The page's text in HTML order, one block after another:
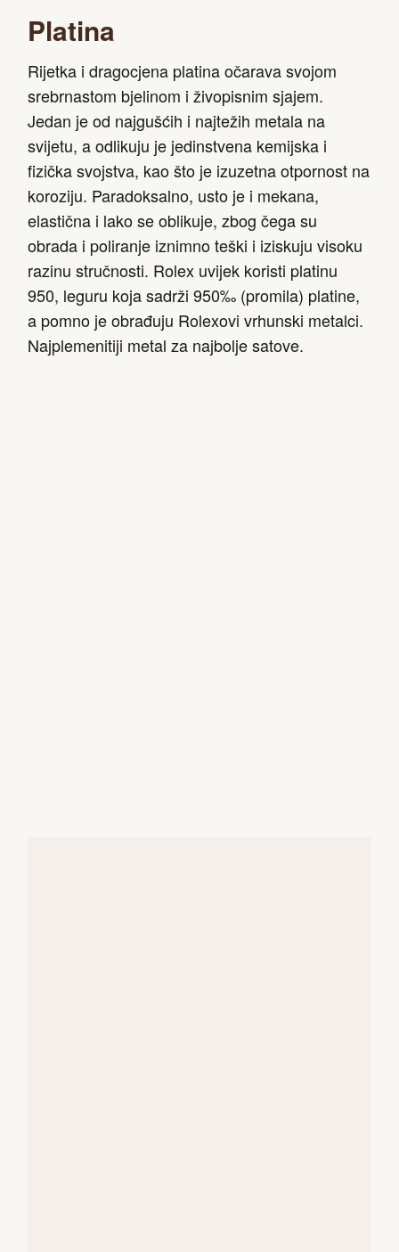
Platina
Rijetka i dragocjena platina očarava svojom
srebrnastom bjelinom i živopisnim sjajem.
Jedan je od najgušćih i najtežih metala na
svijetu, a odlikuju je jedinstvena kemijska i
fizička svojstva, kao što je izuzetna otpornost na
koroziju. Paradoksalno, usto je i mekana,
elastična i lako se oblikuje, zbog čega su
obrada i poliranje iznimno teški i iziskuju visoku
razinu stručnosti. Rolex uvijek koristi platinu
950, leguru koja sadrži 950‰ (promila) platine,
a pomno je obrađuju Rolexovi vrhunski metalci.
Najplemenitiji metal za najbolje satove.